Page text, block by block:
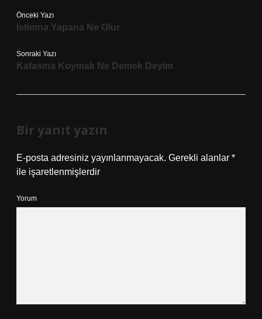
Önceki Yazı
Istimna Yapana Ne Olur
Sonraki Yazı
Kafasına Koymak Ne Demek Deyim
Bir yanıt yazın
E-posta adresiniz yayınlanmayacak. Gerekli alanlar *
ile işaretlenmişlerdir
Yorum